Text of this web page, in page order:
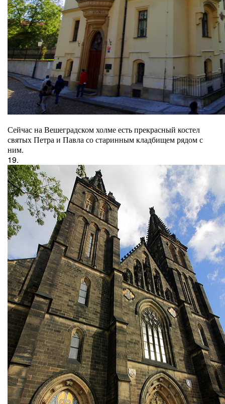
Сейчас на Вешеградском холме есть прекрасный костел
святых Петра и Павла со старинным кладбищем рядом с
ним.
19.